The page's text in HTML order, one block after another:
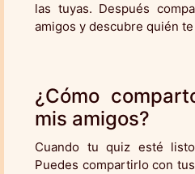
las tuyas. Después
amigos y descubre quién
¿Cómo
mis amigos?
Cuando tu quiz esté
Puedes compartirlo con